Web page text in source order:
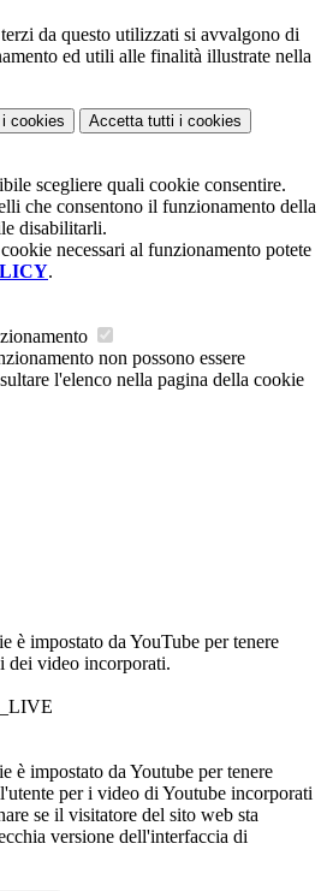
da questo utilizzati si avvalgono di
ed utili alle finalità illustrate nella
i cookies Accetta tutti i cookies
scegliere quali cookie consentire.
che consentono il funzionamento della
disabilitarli.
necessari al funzionamento potete
.
non possono essere
l'elenco nella pagina della cookie
è impostato da YouTube per tenere
dei video incorporati.
è impostato da Youtube per tenere
per i video di Youtube incorporati
se il visitatore del sito web sta
versione dell'interfaccia di